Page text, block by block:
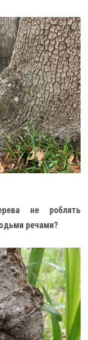
не роблять
речами?